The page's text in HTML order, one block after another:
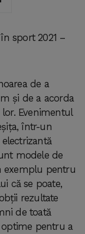
sport 2021 –
de a
și de a acorda
Evenimentul
într-un
modele de
exemplu pentru
că se poate,
rezultate
de toată
optime pentru a